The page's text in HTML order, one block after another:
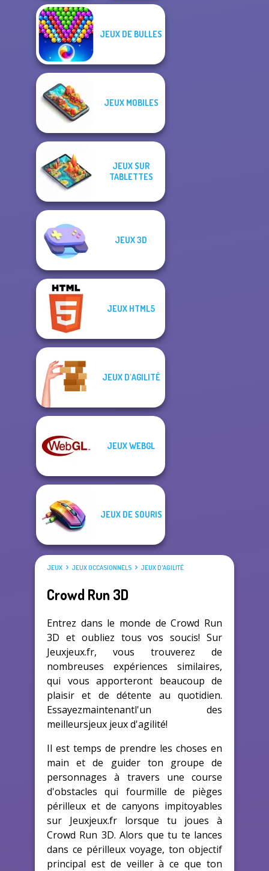
Battleships
Armada
Happy Boss Pull
JEUX DE BULLES
JEUX MOBILES
JEUX SUR
TABLETTES
JEUX 3D
JEUX HTML5
JEUX D'AGILITÉ
JEUX WEBGL
JEUX DE SOURIS
JEUX JEUX OCCASIONNELS JEUX D'AGILITÉ
Crowd Run 3D
Entrez dans le monde de Crowd Run
3D et oubliez tous vos soucis! Sur
Jeuxjeux.fr, vous trouverez de
nombreuses expériences similaires,
qui vous apporteront beaucoup de
plaisir et de détente au quotidien.
Essayezmaintenantl'un des
meilleursjeux jeux d'agilité!
Il est temps de prendre les choses en
main et de guider ton groupe de
personnages à travers une course
d'obstacles qui fourmille de pièges
périlleux et de canyons impitoyables
sur Jeuxjeux.fr lorsque tu joues à
Crowd Run 3D. Alors que tu te lances
dans ce périlleux voyage, ton objectif
principal est de veiller à ce que ton